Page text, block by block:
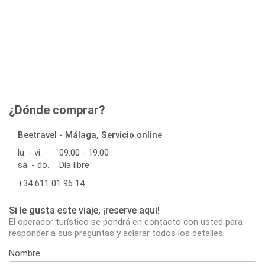
¿Dónde comprar?
Beetravel - Málaga, Servicio online
lu. - vi.
09:00 - 19:00
sá. - do.
Día libre
+34 611 01 96 14
Si le gusta este viaje, ¡reserve aqui!
El operador turístico se pondrá en contacto con usted para
responder a sus preguntas y aclarar todos los detalles.
Nombre